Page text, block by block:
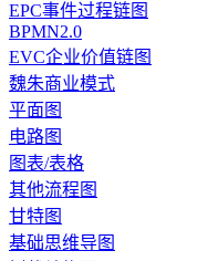
EPC事件过程链图
BPMN2.0
EVC企业价值链图
魏朱商业模式
平面图
电路图
图表/表格
其他流程图
甘特图
基础思维导图